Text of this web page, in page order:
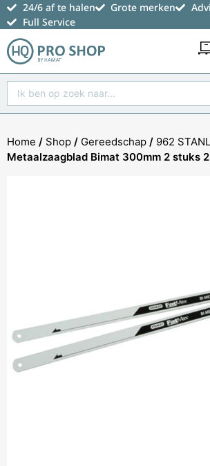
24/6 af te halen Grote merken
Full Service
Home / Shop / Gereedschap / 962
Metaalzaagblad Bimat 300mm 2 stuks